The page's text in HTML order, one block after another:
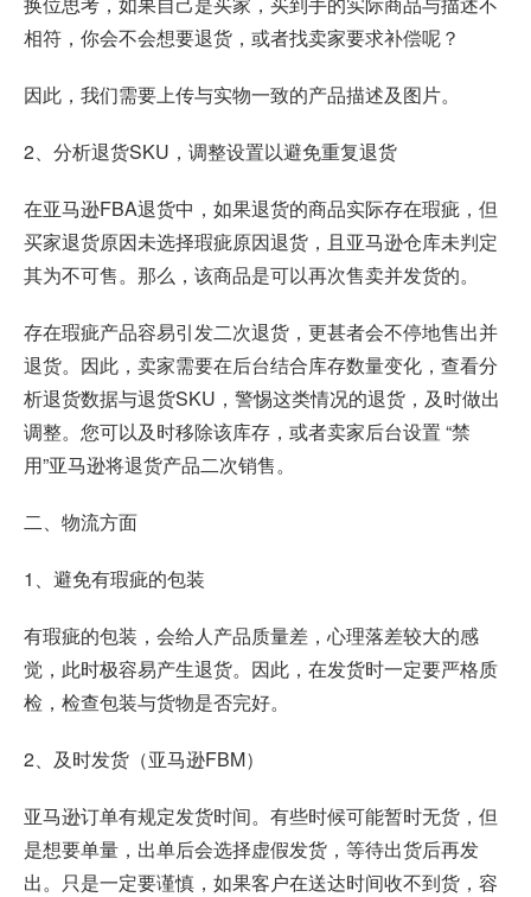
相符，你会不会想要退货，或者找卖家要求补偿呢？
因此，我们需要上传与实物一致的产品描述及图片。
2、分析退货SKU，调整设置以避免重复退货
在亚马逊FBA退货中，如果退货的商品实际存在瑕疵，但
买家退货原因未选择瑕疵原因退货，且亚马逊仓库未判定
其为不可售。那么，该商品是可以再次售卖并发货的。
存在瑕疵产品容易引发二次退货，更甚者会不停地售出并
退货。因此，卖家需要在后台结合库存数量变化，查看分
析退货数据与退货SKU，警惕这类情况的退货，及时做出
调整。您可以及时移除该库存，或者卖家后台设置 “禁
用”亚马逊将退货产品二次销售。
二、物流方面
1、避免有瑕疵的包装
有瑕疵的包装，会给人产品质量差，心理落差较大的感
觉，此时极容易产生退货。因此，在发货时一定要严格质
检，检查包装与货物是否完好。
2、及时发货（亚马逊FBM）
亚马逊订单有规定发货时间。有些时候可能暂时无货，但
是想要单量，出单后会选择虚假发货，等待出货后再发
出。只是一定要谨慎，如果客户在送达时间收不到货，容